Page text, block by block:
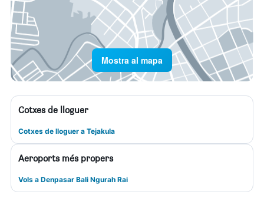
Mostra al mapa
Cotxes de lloguer
Cotxes de lloguer a Tejakula
Aeroports més propers
Vols a Denpasar Bali Ngurah Rai